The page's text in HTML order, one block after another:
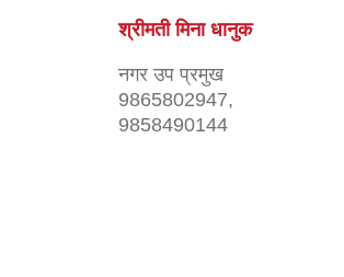
श्रीमती मिना धानुक
नगर उप प्रमुख
9865802947,
9858490144